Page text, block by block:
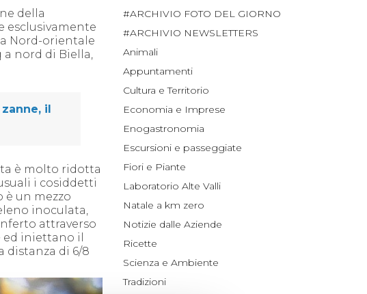
della
esclusivamente
Nord-orientale
a nord di Biella,
il
è molto ridotta
i cosiddetti
è un mezzo
inoculata,
attraverso
iniettano il
distanza di 6/8
#ARCHIVIO FOTO DEL GIORNO
#ARCHIVIO NEWSLETTERS
Animali
Appuntamenti
Cultura e Territorio
Economia e Imprese
Enogastronomia
Escursioni e passeggiate
Fiori e Piante
Laboratorio Alte Valli
Natale a km zero
Notizie dalle Aziende
Ricette
Scienza e Ambiente
Tradizioni